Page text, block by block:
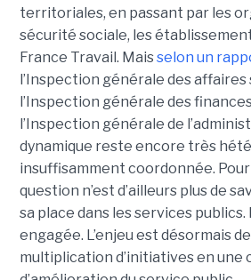
territoriales, en passant par les
sécurité sociale, les
France Travail. Maisselon un
l’Inspection générale des affaires
l’Inspection générale des
l’Inspection générale de
dynamique reste encore très
insuffisamment coordonnée. Pour
question n’est d’ailleurs plus de
sa place dans les services publics.
engagée. L’enjeu est désormais
multiplication d’initiatives en une